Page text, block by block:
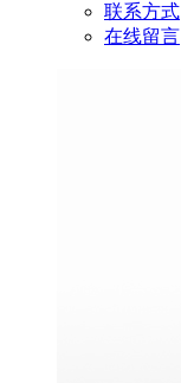
联系方式
在线留言